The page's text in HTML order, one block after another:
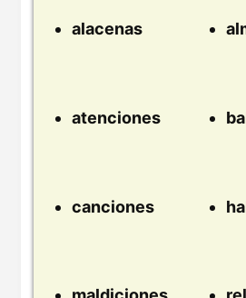
alacenas
atenciones
canciones